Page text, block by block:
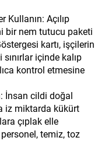
Kullanın: Açılıp
bir nem tutucu paketi
kartı, işçilerin
içinde kalıp
kontrol etmesine
İnsan cildi doğal
iz miktarda kükürt
çıplak elle
temiz, toz